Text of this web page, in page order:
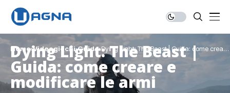
Home Videogiochi Guide Dying Light: The Beast | Guida: come creare
e modificare le armi
Dying Light: The Beast |
Guida: come creare e
modificare le armi